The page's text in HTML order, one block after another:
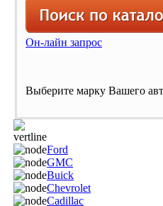
Он-лайн запрос
Выберите марку Вашего
Ford
GMC
Buick
Chevrolet
Cadillac